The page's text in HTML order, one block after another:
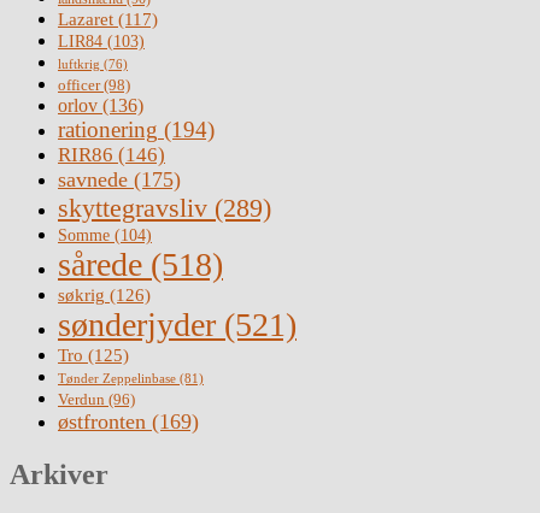
Lazaret (117)
LIR84 (103)
luftkrig (76)
officer(98)
orlov (136)
rationering (194)
RIR86 (146)
savnede (175)
skyttegravsliv (289)
Somme (104)
sårede (518)
søkrig (126)
sønderjyder (521)
Tro (125)
Tønder Zeppelinbase (81)
Verdun (96)
østfronten (169)
Arkiver